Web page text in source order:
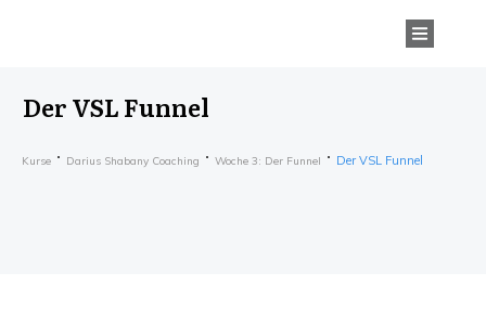
Der VSL Funnel
Kurse Darius Shabany Coaching Woche 3: Der Funnel Der VSL Funnel